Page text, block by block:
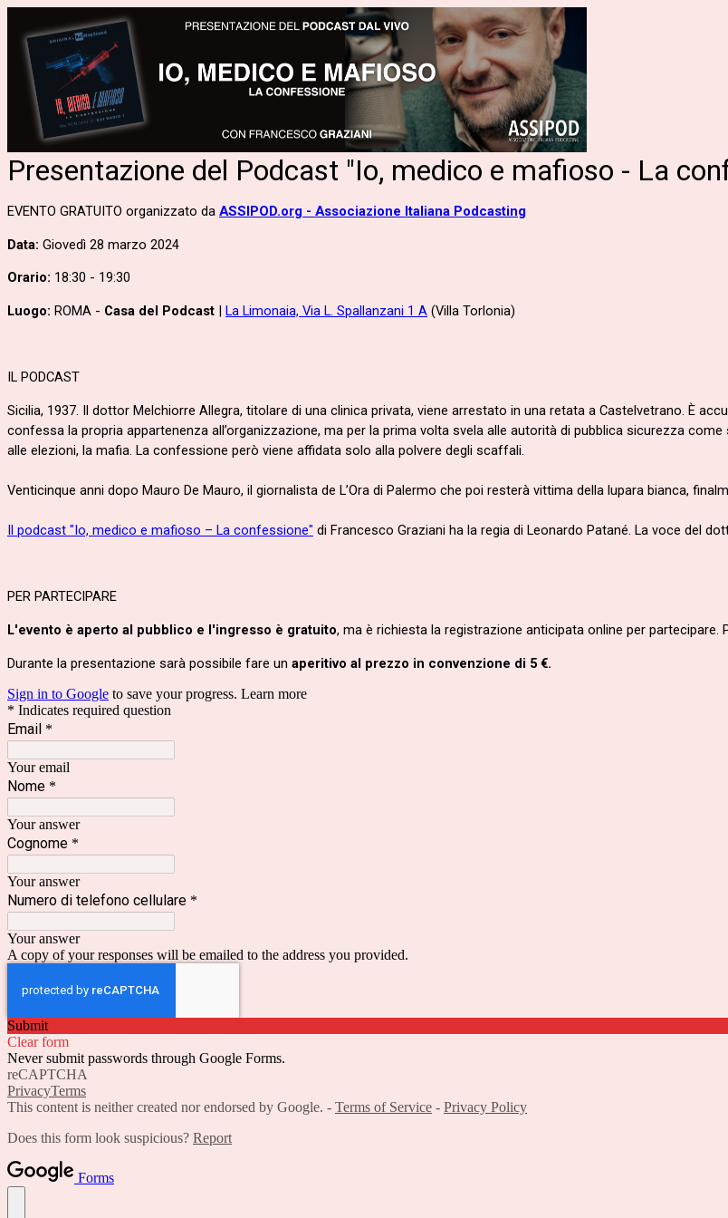
Presentazione del Podcast "Io, medico e mafioso - La
EVENTO GRATUITO organizzato da ASSIPOD.org - Associazione Italiana Podcasting
Data: Giovedì 28 marzo 2024
Orario: 18:30 - 19:30
Luogo: ROMA - Casa del Podcast | La Limonaia, Via L. Spallanzani 1 A (Villa Torlonia)
IL PODCAST
Sicilia, 1937. Il dottor Melchiorre Allegra, titolare di una clinica privata, viene arrestato in una retata a Castelvetrano. È
confessa la propria appartenenza all’organizzazione, ma per la prima volta svela alle autorità di pubblica sicurezza
alle elezioni, la mafia. La confessione però viene affidata solo alla polvere degli scaffali.
Venticinque anni dopo Mauro De Mauro, il giornalista de L’Ora di Palermo che poi resterà vittima della lupara bianca,
Il podcast "Io, medico e mafioso – La confessione" di Francesco Graziani ha la regia di Leonardo Patané. La voce del
PER PARTECIPARE
L'evento è aperto al pubblico e l'ingresso è gratuito, ma è richiesta la registrazione anticipata online per
Durante la presentazione sarà possibile fare un aperitivo al prezzo in convenzione di 5 €.
Sign in to Google to save your progress. Learn more
* Indicates required question
Email *
Your email
Nome *
Your answer
Cognome *
Your answer
Numero di telefono cellulare *
Your answer
A copy of your responses will be emailed to the address you provided.
Submit
Clear form
Never submit passwords through Google Forms.
reCAPTCHA
PrivacyTerms
This content is neither created nor endorsed by Google. - Terms of Service - Privacy Policy
Does this form look suspicious? Report
Forms